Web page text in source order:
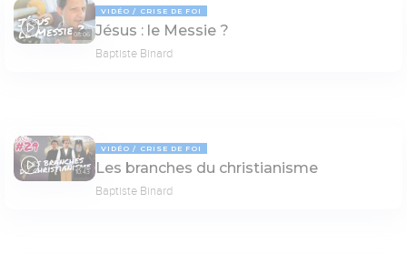
08:06
VIDÉO CRISE DE FOI
Jésus : le Messie ?
Baptiste Binard
10:43
VIDÉO CRISE DE FOI
Les branches du christianisme
Baptiste Binard